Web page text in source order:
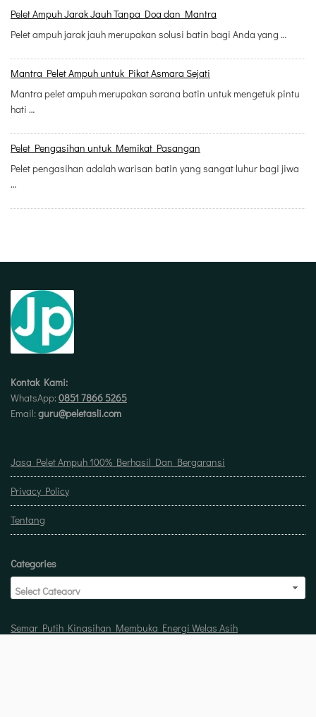
Pelet Ampuh Jarak Jauh Tanpa Doa dan Mantra
Pelet ampuh jarak jauh merupakan solusi batin bagi Anda yang …
Mantra Pelet Ampuh untuk Pikat Asmara Sejati
Mantra pelet ampuh merupakan sarana batin untuk mengetuk pintu
hati …
Pelet Pengasihan untuk Memikat Pasangan
Pelet pengasihan adalah warisan batin yang sangat luhur bagi jiwa
…
Kontak Kami:
WhatsApp: 0851 7866 5265
Email: guru@peletasli.com
Jasa Pelet Ampuh 100% Berhasil Dan Bergaransi
Privacy Policy
Tentang
Categories
Semar Putih Kinasihan Membuka Energi Welas Asih